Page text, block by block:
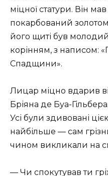
міцної статури. Він
покарбований
його щиті був
корінням, з написом:
Спадщини».
Лицар міцно вдарив
Бріяна де Буа-
Усі були здивовані
найбільше — сам
чином викликали на
— Чи спокутував ти